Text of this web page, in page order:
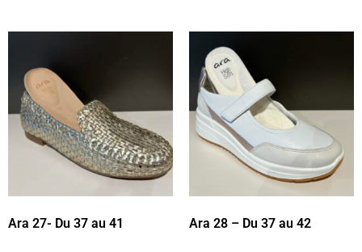
Ara 27- Du 37 au 41 Ara 28 – Du 37 au 42